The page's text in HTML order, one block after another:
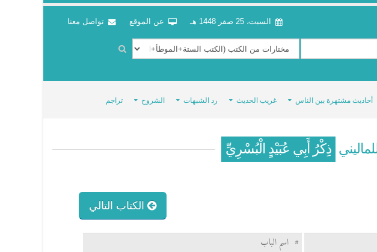
السبت، 25 صفر 1448 هـ عن الموقع تواصل معنا
أحاديث مشتهرة بين الناس غريب الحديث رد الشبهات الشروح تراجم
ذِكْرُ أَبِي عُبَيْدٍ الْبُسْرِيِّ
الكتاب التالي
# اسم الباب